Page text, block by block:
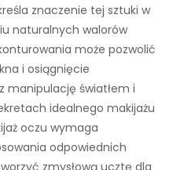
znaczenie tej sztuki w
naturalnych walorów
może pozwolić
i osiągnięcie
manipulację światłem i
idealnego makijażu
oczu wymaga
odpowiednich